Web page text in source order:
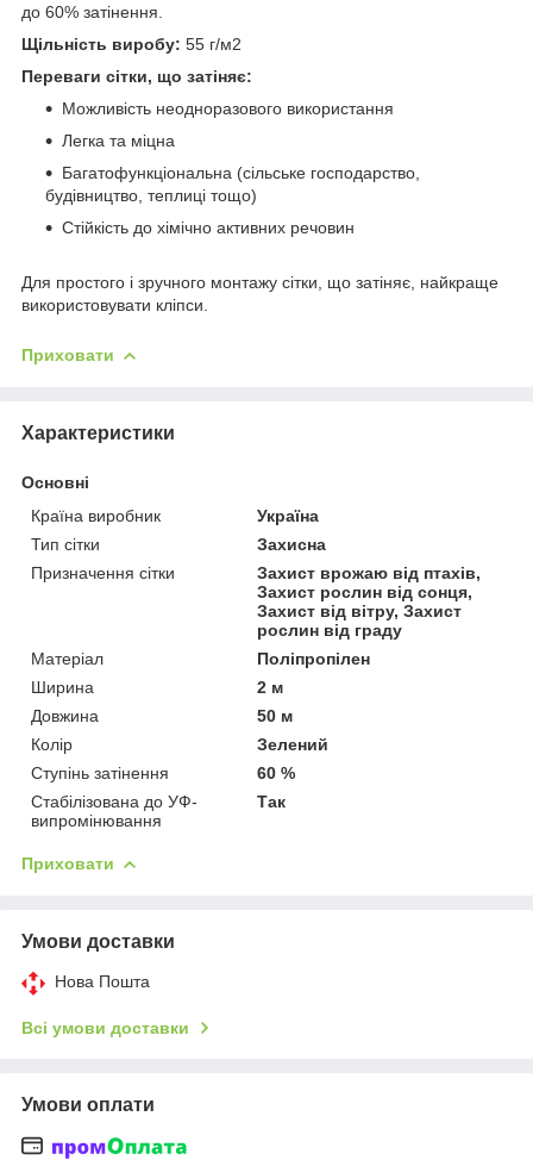
до 60% затінення.
Щільність виробу: 55 г/м2
Переваги сітки, що затіняє:
Можливість неодноразового використання
Легка та міцна
Багатофункціональна (сільське господарство,
будівництво, теплиці тощо)
Стійкість до хімічно активних речовин
Для простого і зручного монтажу сітки, що затіняє, найкраще
використовувати кліпси.
Приховати
Характеристики
Основні
Країна виробник
Україна
Тип сітки
Захисна
Призначення сітки
Захист врожаю від птахів,
Захист рослин від сонця,
Захист від вітру, Захист
рослин від граду
Матеріал
Поліпропілен
Ширина
2 м
Довжина
50 м
Колір
Зелений
Ступінь затінення
60 %
Стабілізована до УФ-
випромінювання
Так
Приховати
Умови доставки
Нова Пошта
Всі умови доставки
Умови оплати